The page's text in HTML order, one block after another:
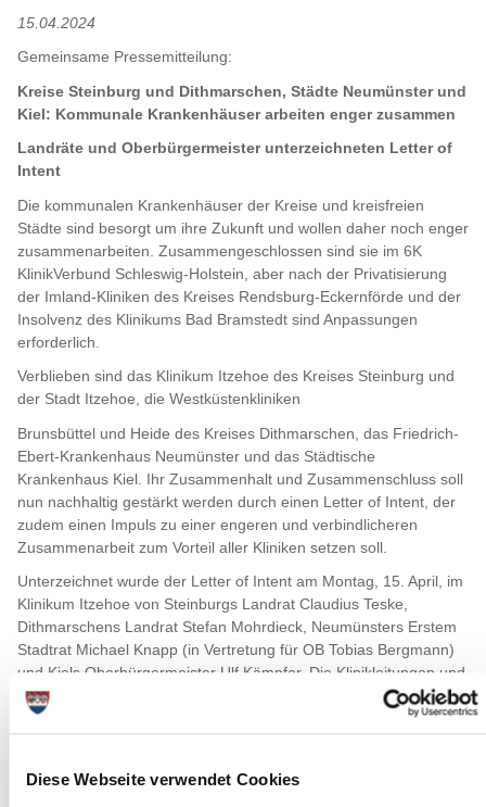
Diese Webseite verwendet Cookies
15.04.2024
Gemeinsame Pressemitteilung:
Kreise Steinburg und Dithmarschen, Städte Neumünster und
Kiel: Kommunale Krankenhäuser arbeiten enger zusammen
Landräte und Oberbürgermeister unterzeichneten Letter of
Intent
Die kommunalen Krankenhäuser der Kreise und kreisfreien
Städte sind besorgt um ihre Zukunft und wollen daher noch enger
zusammenarbeiten. Zusammengeschlossen sind sie im 6K
KlinikVerbund Schleswig-Holstein, aber nach der Privatisierung
der Imland-Kliniken des Kreises Rendsburg-Eckernförde und der
Insolvenz des Klinikums Bad Bramstedt sind Anpassungen
erforderlich.
Verblieben sind das Klinikum Itzehoe des Kreises Steinburg und
der Stadt Itzehoe, die Westküstenkliniken
Brunsbüttel und Heide des Kreises Dithmarschen, das Friedrich-
Ebert-Krankenhaus Neumünster und das Städtische
Krankenhaus Kiel. Ihr Zusammenhalt und Zusammenschluss soll
nun nachhaltig gestärkt werden durch einen Letter of Intent, der
zudem einen Impuls zu einer engeren und verbindlicheren
Zusammenarbeit zum Vorteil aller Kliniken setzen soll.
Unterzeichnet wurde der Letter of Intent am Montag, 15. April, im
Klinikum Itzehoe von Steinburgs Landrat Claudius Teske,
Dithmarschens Landrat Stefan Mohrdieck, Neumünsters Erstem
Stadtrat Michael Knapp (in Vertretung für OB Tobias Bergmann)
und Kiels Oberbürgermeister Ulf Kämpfer. Die Klinikleitungen und
der Vorstandsvorsitzende des 6K KlinikVerbundes, Dr. Martin
Blümke (Westküstenklinikum Heide), nahmen an der
Landrat Claudius Teske (Kreis Steinburg) freute sich sehr, „dass